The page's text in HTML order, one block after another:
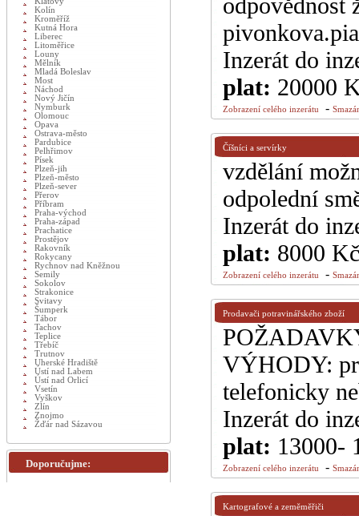
Inzerát do
plat: 20000
Zobrazení celého inzerátu -
Číšníci a servírky
vzdělání
odpolední
Inzerát do
plat: 8000 Kč
Zobrazení celého inzerátu -
Prodavači potravinářského zboží
VÝHODY:
telefonicky
Inzerát do
plat: 13000-
Zobrazení celého inzerátu -
Kartografové a zeměměřiči
Kolín
Kroměříž
Kutná Hora
Liberec
Litoměřice
Louny
Mělník
Mladá Boleslav
Most
Náchod
Nový Jičín
Nymburk
Olomouc
Opava
Ostrava-město
Pardubice
Pelhřimov
Písek
Plzeň-jih
Plzeň-město
Plzeň-sever
Přerov
Příbram
Praha-východ
Praha-západ
Prachatice
Prostějov
Rakovník
Rokycany
Rychnov nad Kněžnou
Semily
Sokolov
Strakonice
Svitavy
Šumperk
Tábor
Tachov
Teplice
Třebíč
Trutnov
Uherské Hradiště
Ústí nad Labem
Ústí nad Orlicí
Vsetín
Vyškov
Zlín
Znojmo
Žďár nad Sázavou
Doporučujme: